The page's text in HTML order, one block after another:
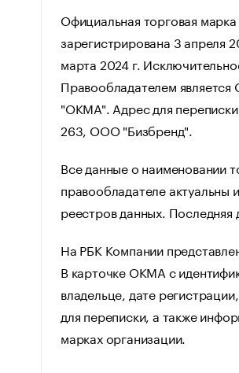
Официальная торговая
зарегистрирована 3 апреля
марта 2024 г.
Правообладателем
"ОКМА". Адрес для
263, ООО "Бизбренд".
Все данные о наименовании
правообладателе актуальны
реестров данных. Последняя
На РБК Компании
В карточке ОКМА с
владельце, дате
для переписки, а также
марках организации.